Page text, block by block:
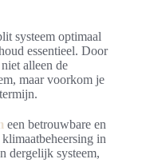
systeem optimaal
essentieel. Door
alleen de
maar voorkom je
een betrouwbare en
in
dergelijk systeem,